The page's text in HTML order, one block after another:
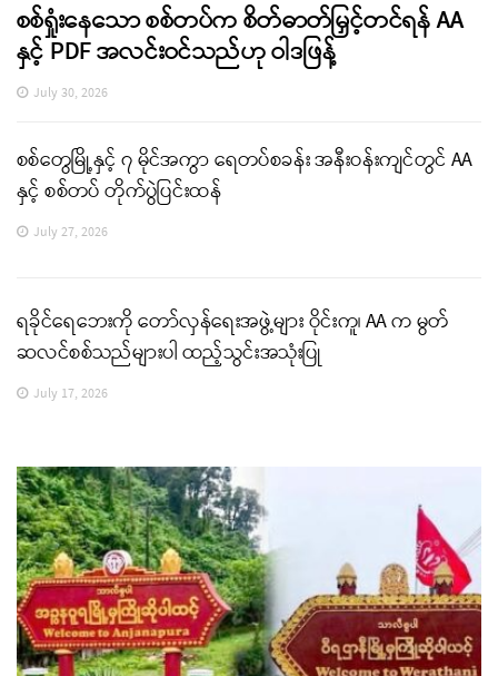
စစ်ရှုံးနေသော စစ်တပ်က စိတ်ဓာတ်မြှင့်တင်ရန် AA
နှင့် PDF အလင်းဝင်သည်ဟု ဝါဒဖြန့်
July 30, 2026
စစ်တွေမြို့နှင့် ၇ မိုင်အကွာ ရေတပ်စခန်း အနီးဝန်းကျင်တွင် AA
နှင့် စစ်တပ် တိုက်ပွဲပြင်းထန်
July 27, 2026
ရခိုင်ရေဘေးကို တော်လှန်ရေးအဖွဲ့များ ဝိုင်းကူ၊ AA က မွတ်
ဆလင်စစ်သည်များပါ ထည့်သွင်းအသုံးပြု
July 17, 2026